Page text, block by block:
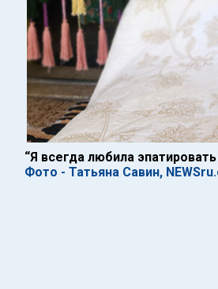
“Я всегда любила
Фото - Татьяна Савин,